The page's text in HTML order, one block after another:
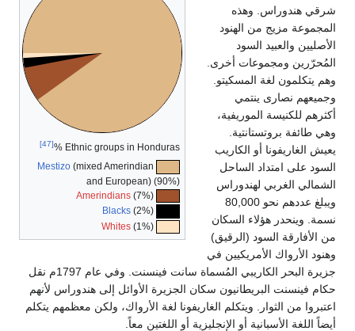
Ethnic groups in Honduras %
[47]
Mestizo(mixed Amerindian
and European) (90%)
Amerindians
Whites
وهذه
مزيج من الهنود
والعبيد السود
ومجموعات أخرى.
لغة المسكيتو.
نصارى ينتمي
الموريفية،
بروتستانتية.
أو الكاريب
امتداد الساحل
الغربي لهندوراس
ويبلغ عددهم نحو 80,000
هؤلاء السكان
السود (الرقيق)
الأمريكيين في
جزيرة البحر الكاريبي المُسماة سانت فينسنت. وفي عام 1797م نقل
البريطانيون سكان الجزيرة الأوائل إلى هندوراس لأنهم
من الثوار. ويتكلم الغاريفونا لغة الأرواك، ولكن معظمهم يتكلم
الأسبانية أو الإنجليزية أو اللغتين معاً.